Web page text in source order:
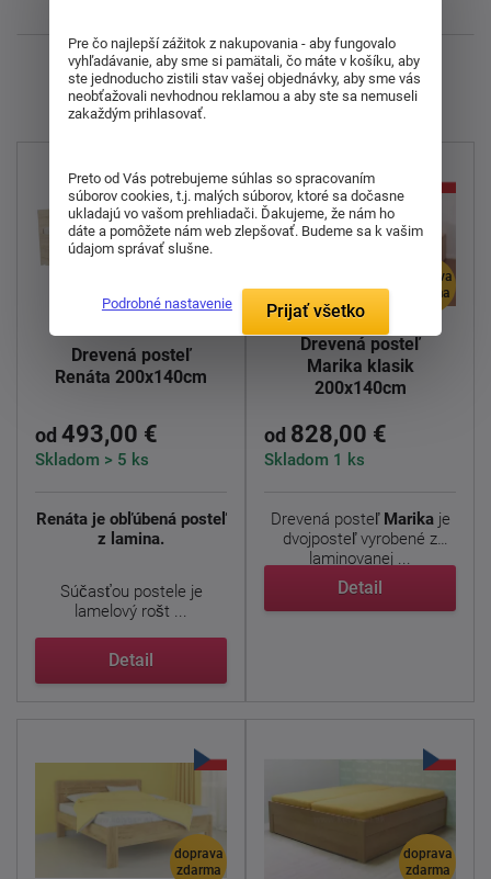
Zobrazujem 1 - 22 z 22
Drevená posteľ
Renáta 200x140cm
od 493,00 €
Skladom > 5 ks
Renáta je obľúbená posteľ
z lamina.
Súčasťou postele je
lamelový rošt ...
Detail
doprava
zdarma
Drevená posteľ
Marika klasik
200x140cm
od 828,00 €
Skladom 1 ks
Drevená posteľ Marikaje
dvojposteľ vyrobené z
laminovanej ...
Detail
doprava
zdarma
doprava
zdarma
Pre čo najlepší zážitok z nakupovania - aby fungovalo
vyhľadávanie, aby sme si pamätali, čo máte v košíku, aby
ste jednoducho zistili stav vašej objednávky, aby sme vás
neobťažovali nevhodnou reklamou a aby ste sa nemuseli
zakaždým prihlasovať.
Preto od Vás potrebujeme súhlas so spracovaním
súborov cookies, t.j. malých súborov, ktoré sa dočasne
ukladajú vo vašom prehliadači. Ďakujeme, že nám ho
dáte a pomôžete nám web zlepšovať. Budeme sa k vašim
údajom správať slušne.
Podrobné nastavenie Prijať všetko